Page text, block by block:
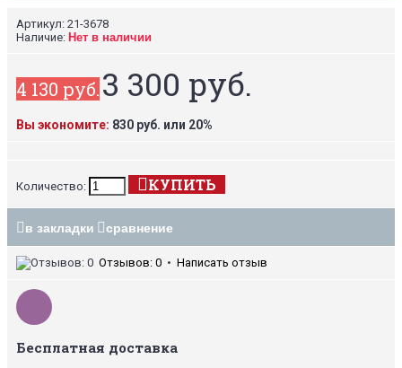
Артикул: 21-3678
Наличие: Нет в наличии
4 130 руб.3 300 руб.
Вы экономите: 830 руб. или 20%
Количество: КУПИТЬ
в закладки сравнение
Отзывов: 0 • Написать отзыв
Бесплатная доставка